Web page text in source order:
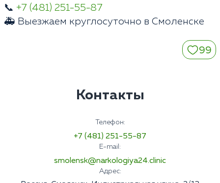
📞 +7 (481) 251-55-87
🚑 Выезжаем круглосуточно в Смоленске
99
Контакты
Телефон:
+7 (481) 251-55-87
E-mail:
smolensk@narkologiya24.clinic
Адрес: